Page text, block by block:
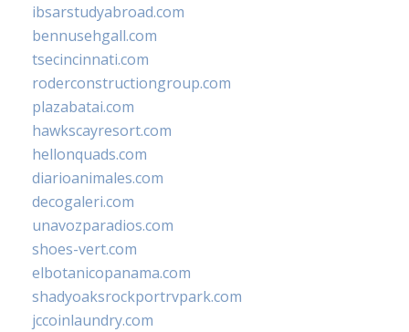
ibsarstudyabroad.com
bennusehgall.com
tsecincinnati.com
roderconstructiongroup.com
plazabatai.com
hawkscayresort.com
hellonquads.com
diarioanimales.com
decogaleri.com
unavozparadios.com
shoes-vert.com
elbotanicopanama.com
shadyoaksrockportrvpark.com
jccoinlaundry.com